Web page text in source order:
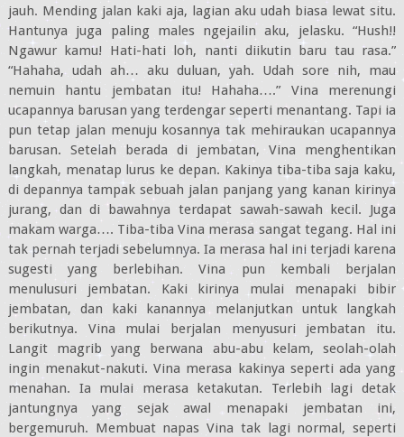
jauh. Mending jalan kaki aja, lagian aku udah biasa lewat situ.
Hantunya juga paling males ngejailin aku, jelasku. “Hush!!
Ngawur kamu! Hati-hati loh, nanti diikutin baru tau rasa.”
“Hahaha, udah ah… aku duluan, yah. Udah sore nih, mau
nemuin hantu jembatan itu! Hahaha….” Vina merenungi
ucapannya barusan yang terdengar seperti menantang. Tapi ia
pun tetap jalan menuju kosannya tak mehiraukan ucapannya
barusan. Setelah berada di jembatan, Vina menghentikan
langkah, menatap lurus ke depan. Kakinya tiba-tiba saja kaku,
di depannya tampak sebuah jalan panjang yang kanan kirinya
jurang, dan di bawahnya terdapat sawah-sawah kecil. Juga
makam warga…. Tiba-tiba Vina merasa sangat tegang. Hal ini
tak pernah terjadi sebelumnya. Ia merasa hal ini terjadi karena
sugesti yang berlebihan. Vina pun kembali berjalan
menulusuri jembatan. Kaki kirinya mulai menapaki bibir
jembatan, dan kaki kanannya melanjutkan untuk langkah
berikutnya. Vina mulai berjalan menyusuri jembatan itu.
Langit magrib yang berwana abu-abu kelam, seolah-olah
ingin menakut-nakuti. Vina merasa kakinya seperti ada yang
menahan. Ia mulai merasa ketakutan. Terlebih lagi detak
jantungnya yang sejak awal menapaki jembatan ini,
bergemuruh. Membuat napas Vina tak lagi normal, seperti